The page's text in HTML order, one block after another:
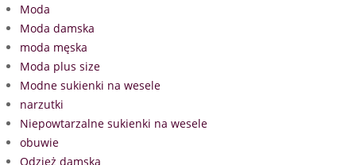
Moda
Moda damska
moda męska
Moda plus size
Modne sukienki na wesele
narzutki
Niepowtarzalne sukienki na wesele
obuwie
Odzież damska